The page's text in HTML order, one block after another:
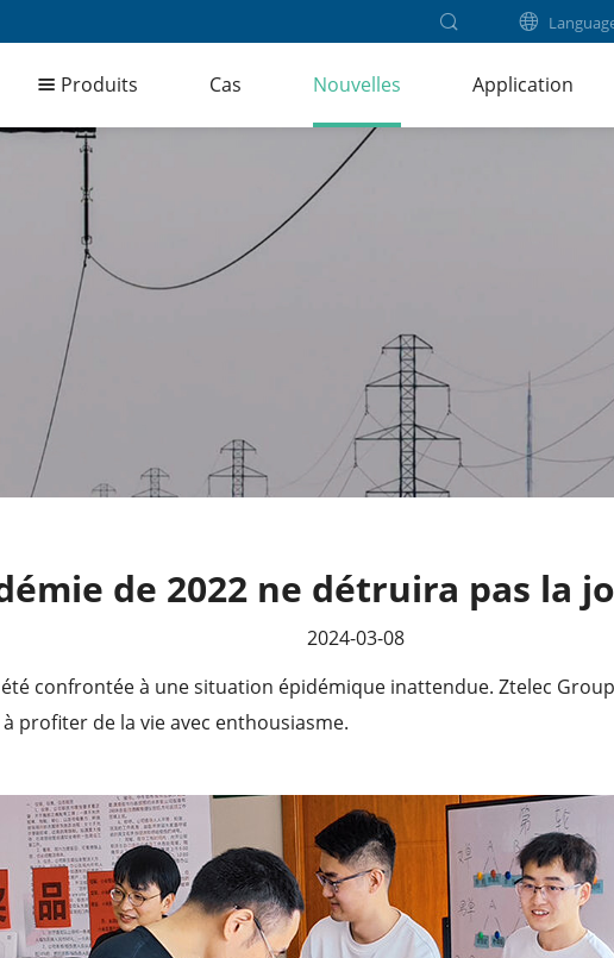
Produits Cas Nouvelles Application
de 2022 ne détruira pas la
2024-03-08
confrontée à une situation épidémique inattendue. Ztelec
profiter de la vie avec enthousiasme.